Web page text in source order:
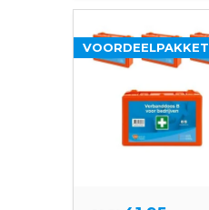
VOORDEELPAKKET